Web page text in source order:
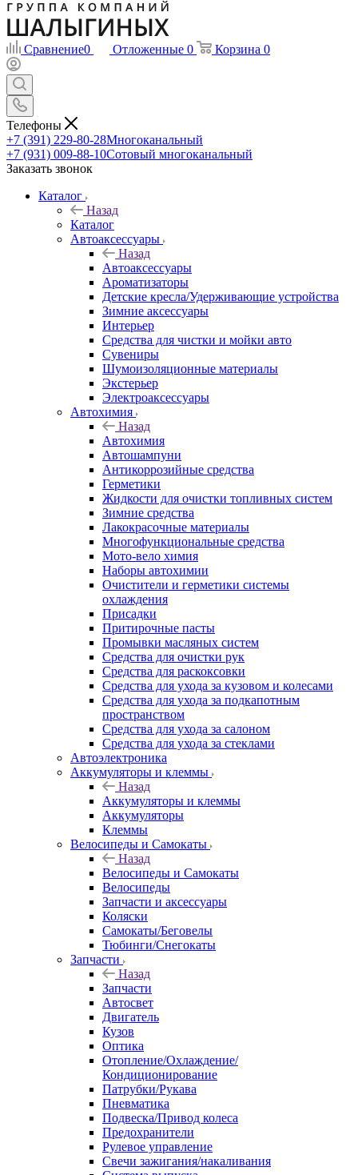
Сравнение0 Отложенные 0 Корзина 0
Телефоны
+7 (391) 229-80-28Многоканальный
+7 (931) 009-88-10Сотовый многоканальный
Заказать звонок
Каталог
Назад
Каталог
Автоаксессуары
Назад
Автоаксессуары
Ароматизаторы
Детские кресла/Удерживающие устройства
Зимние аксессуары
Интерьер
Средства для чистки и мойки авто
Сувениры
Шумоизоляционные материалы
Экстерьер
Электроаксессуары
Автохимия
Назад
Автохимия
Автошампуни
Антикоррозийные средства
Герметики
Жидкости для очистки топливных систем
Зимние средства
Лакокрасочные материалы
Многофункциональные средства
Мото-вело химия
Наборы автохимии
Очистители и герметики системы
охлаждения
Присадки
Притирочные пасты
Промывки масляных систем
Средства для очистки рук
Средства для раскоксовки
Средства для ухода за кузовом и колесами
Средства для ухода за подкапотным
пространством
Средства для ухода за салоном
Средства для ухода за стеклами
Автоэлектроника
Аккумуляторы и клеммы
Назад
Аккумуляторы и клеммы
Аккумуляторы
Клеммы
Велосипеды и Самокаты
Назад
Велосипеды и Самокаты
Велосипеды
Запчасти и аксессуары
Коляски
Самокаты/Беговелы
Тюбинги/Снегокаты
Запчасти
Назад
Запчасти
Автосвет
Двигатель
Кузов
Оптика
Отопление/Охлаждение/
Кондиционирование
Патрубки/Рукава
Пневматика
Подвеска/Привод колеса
Предохранители
Рулевое управление
Свечи зажигания/накаливания